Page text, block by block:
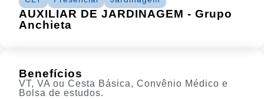
AUXILIAR DE JARDINAGEM - Grupo
Anchieta
Benefícios
VT, VA ou Cesta Básica, Convênio Médico e
Bolsa de estudos.